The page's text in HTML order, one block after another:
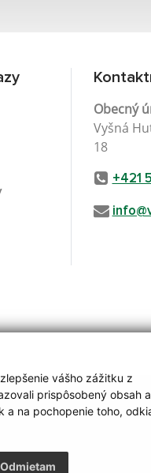
vášho zážitku z
prispôsobený obsah a
a na pochopenie toho,
Odmietam
Obecný
Vyšná
18
+421